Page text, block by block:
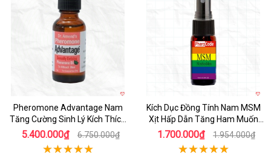
Pheromone Advantage Nam
Tăng Cường Sinh Lý Kích Thích
Mạnh Mẽ 30ml Chính Hãng
5.400.000₫ 6.750.000₫
Kích Dục Đồng Tính Nam MSM
Xịt Hấp Dẫn Tăng Ham Muốn
Nam
1.700.000₫ 1.954.000₫